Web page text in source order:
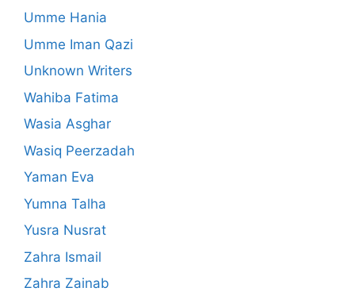
Umme Hania
Umme Iman Qazi
Unknown Writers
Wahiba Fatima
Wasia Asghar
Wasiq Peerzadah
Yaman Eva
Yumna Talha
Yusra Nusrat
Zahra Ismail
Zahra Zainab